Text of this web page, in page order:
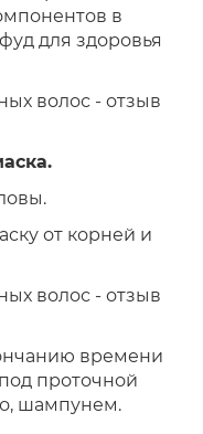
в
для здоровья
от корней и
времени
проточной
шампунем.